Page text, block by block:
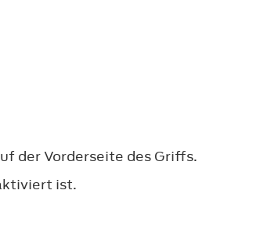
der Vorderseite des Griffs.
ist.